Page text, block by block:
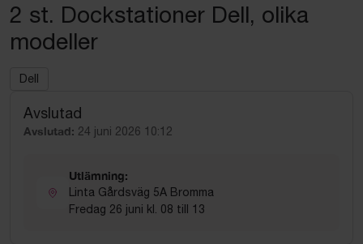
2 st. Dockstationer Dell, olika
modeller
Dell
Avslutad
Avslutad: 24 juni 2026 10:12
Utlämning:
Linta Gårdsväg 5A Bromma
Fredag 26 juni kl. 08 till 13